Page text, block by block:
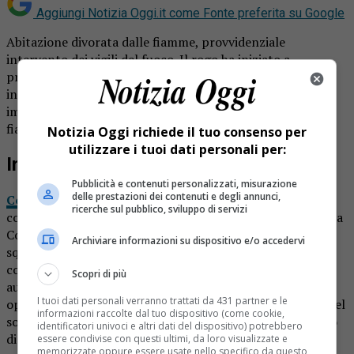
Aggiungi Notizia Oggi.it come Fonte preferita su Google
Abitazione divorata dalle fiamme, provvidenziale
intervento dei vigili del fuoco. Il rogo ha iniziato a
propagarsi nel tardo pomeriggio di ieri, 25 febbraio 2022,
intorno alle 19.33, sulle alture di Condove. Le
impegnative operazioni di soccorso e spegnimento delle
fiamme sono proseguite nel corso della notte.
Incendio
Come riporta Prima Torinonumerose le squadre del
comando di Torino che sono intervenute sulle alture sopra
Condove per l’incendio di un’abitazione. Sul posto le
squadre permanenti 91 e 92 Susa, i volontari di Borgone
con autopompa ed autobotte, i volontari di Almese con
autopompa, i volontari di Bussoleno con autobotte. Le
operazioni sono state coordinate dal ROS (responsabile del
soccorso). L’incendio ha coinvolto sia il tetto che un piano
di un’abitazione. L’intervento ha evitato che le fiamme si
Notizia Oggi richiede il tuo consenso per
utilizzare i tuoi dati personali per:
Pubblicità e contenuti personalizzati, misurazione
delle prestazioni dei contenuti e degli annunci,
ricerche sul pubblico, sviluppo di servizi
Archiviare informazioni su dispositivo e/o accedervi
Scopri di più
I tuoi dati personali verranno trattati da 431 partner e le
informazioni raccolte dal tuo dispositivo (come cookie,
identificatori univoci e altri dati del dispositivo) potrebbero
essere condivise con questi ultimi, da loro visualizzate e
memorizzate oppure essere usate nello specifico da questo